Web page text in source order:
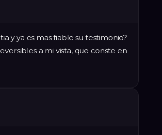
y ya es mas fiable su testimonio?
a mi vista, que conste en